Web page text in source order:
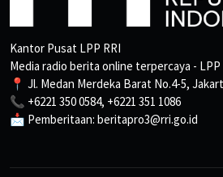
Kantor Pusat LPP RRI
Media radio berita online terpercaya - LPP
📍 Jl. Medan Merdeka Barat No.4-5,
📞 +6221 350 0584, +6221 351 1086
📩 Pemberitaan: beritapro3@rri.go.id